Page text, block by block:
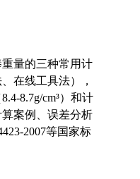
量的三种常用计
在线工具法），
8.7g/cm³）和计
案例、误差分析
2007等国家标